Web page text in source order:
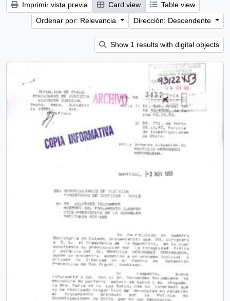
Imprimir vista previa Card view
Table view
Ordenar por: Relevancia
Dirección: Descendente
Show 1 results with digital objects